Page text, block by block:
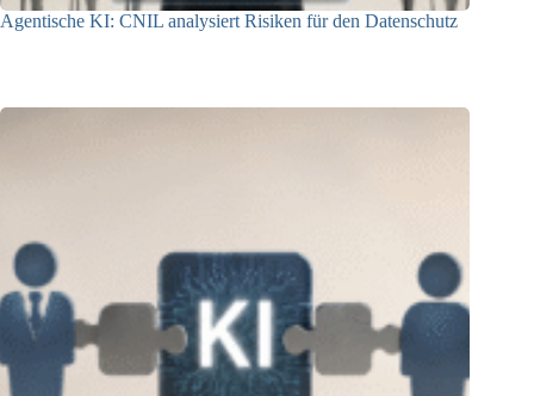
Agentische KI: CNIL analysiert Risiken für den Datenschutz